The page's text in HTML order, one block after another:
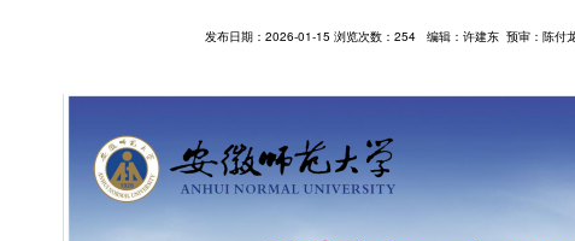
发布日期：2026-01-15 浏览次数： 254 编辑：许建东 预审：陈付